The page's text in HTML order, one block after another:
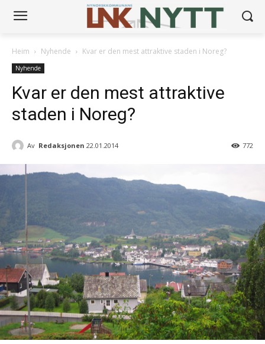
Heim Nyhende Kvar er den mest attraktive staden i Noreg?
Nyhende
Kvar er den mest attraktive
staden i Noreg?
Av Redaksjonen 22.01.2014 772